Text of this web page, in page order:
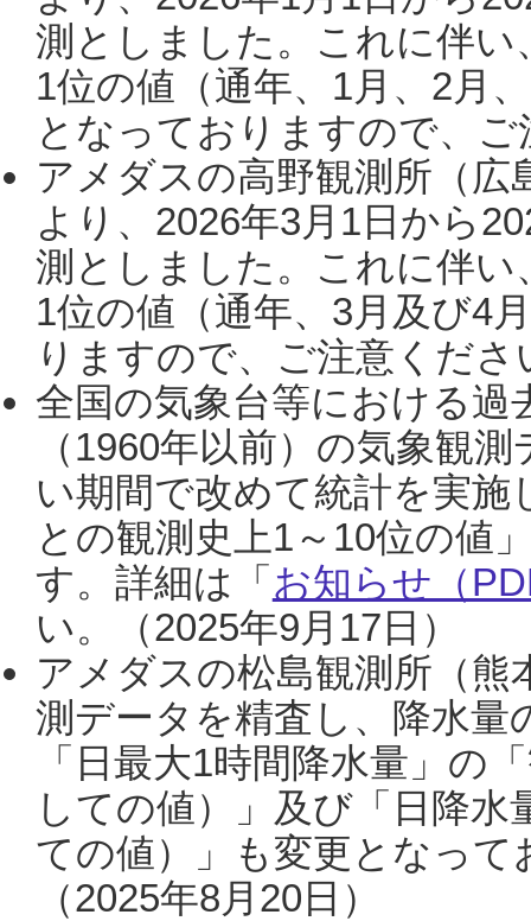
測としました。これに伴い
1位の値（通年、1月、2月
となっておりますので、
アメダスの高野観測所（
より、2026年3月1日から
測としました。これに伴い
1位の値（通年、3月及び4
りますので、ご注意くだ
全国の気象台等における過
（1960年以前）の気象観
い期間で改めて統計を実
との観測史上1～10位の値
す。詳細は「 お知らせ（
い。（2025年9月17日）
アメダスの松島観測所（熊
測データを精査し、降水
「日最大1時間降水量」の
しての値）」及び「日降
ての値）」も変更となっ
（2025年8月20日）